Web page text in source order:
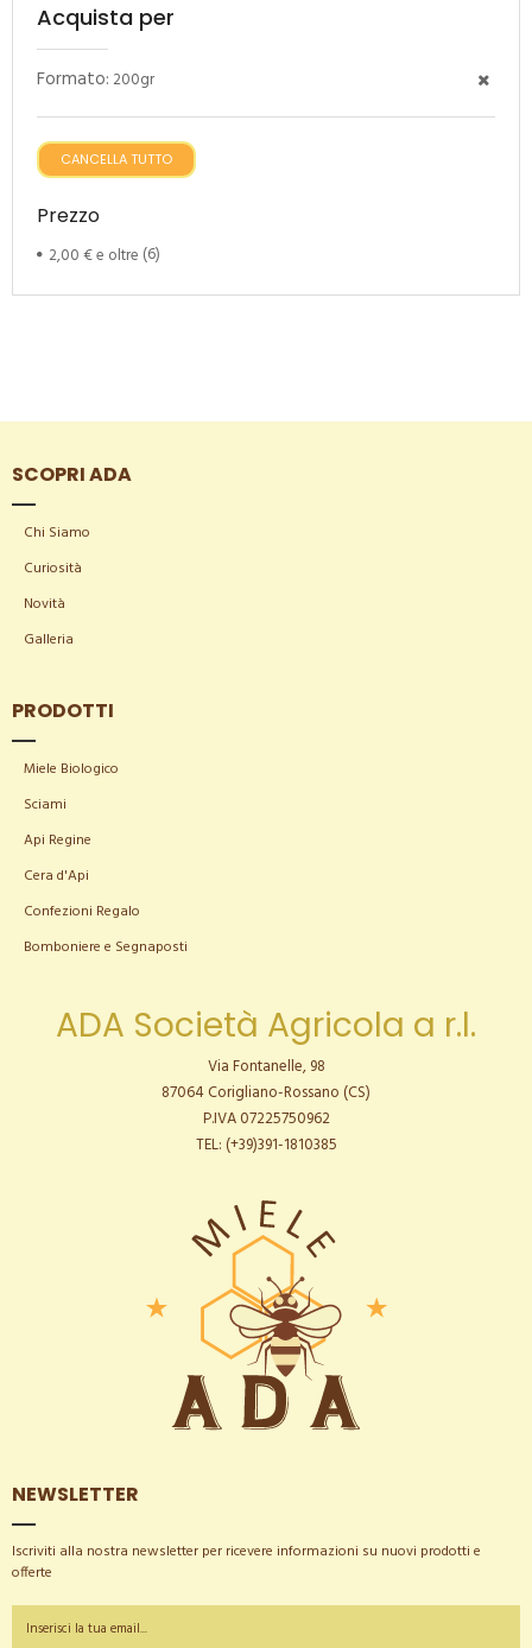
Acquista per
Formato: 200gr
CANCELLA TUTTO
Prezzo
2,00 €e oltre (6)
SCOPRI ADA
Chi Siamo
Curiosità
Novità
Galleria
PRODOTTI
Miele Biologico
Sciami
Api Regine
Cera d'Api
Confezioni Regalo
Bomboniere e Segnaposti
ADA Società Agricola a r.l.
Via Fontanelle, 98
87064 Corigliano-Rossano (CS)
P.IVA 07225750962
TEL: (+39)391-1810385
NEWSLETTER
Iscriviti alla nostra newsletter per ricevere informazioni su nuovi prodotti e
offerte